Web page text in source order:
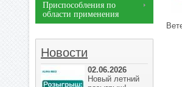
Приспособления по
области применения
Новости
02.06.2026
Новый летний